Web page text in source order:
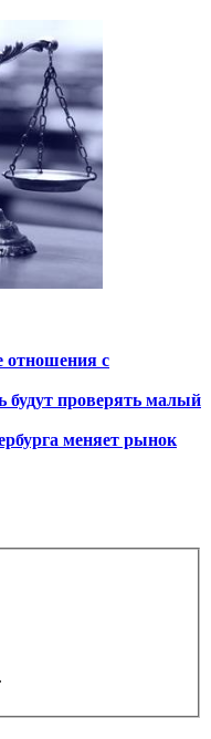
отношения с
будут проверять малый
меняет рынок